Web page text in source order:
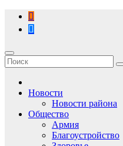
Перейти
содержимому
Новости
Новости района
Общество
Армия
Благоустройство